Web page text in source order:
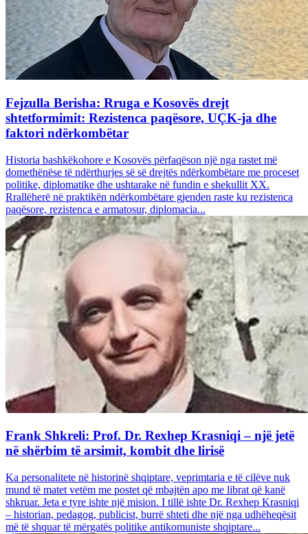
Fejzulla Berisha: Rruga e Kosovës drejt
shtetformimit: Rezistenca paqësore, UÇK-ja dhe
faktori ndërkombëtar
Historia bashkëkohore e Kosovës përfaqëson një nga rastet më
domethënëse të ndërthurjes së së drejtës ndërkombëtare me proceset
politike, diplomatike dhe ushtarake në fundin e shekullit XX.
Rrallëherë në praktikën ndërkombëtare gjenden raste ku rezistenca
paqësore, rezistenca e armatosur, diplomacia...
Frank Shkreli: Prof. Dr. Rexhep Krasniqi – një jetë
në shërbim të arsimit, kombit dhe lirisë
Ka personalitete në historinë shqiptare, veprimtaria e të cilëve nuk
mund të matet vetëm me postet që mbajtën apo me librat që kanë
shkruar. Jeta e tyre ishte një mision. I tillë ishte Dr. Rexhep Krasniqi
– historian, pedagog, publicist, burrë shteti dhe një nga udhëheqësit
më të shquar të mërgatës politike antikomuniste shqiptare...